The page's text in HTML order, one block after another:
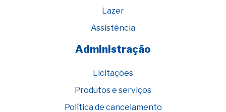
Lazer
Assistência
Administração
Licitações
Produtos e serviços
Política de cancelamento